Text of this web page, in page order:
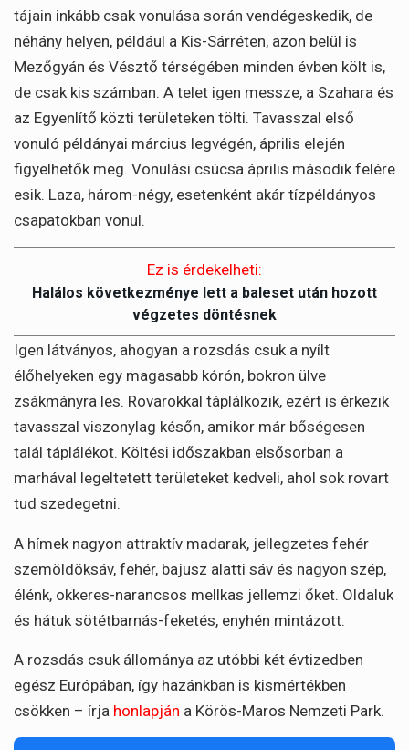
tájain inkább csak vonulása során vendégeskedik, de
néhány helyen, például a Kis-Sárréten, azon belül is
Mezőgyán és Vésztő térségében minden évben költ is,
de csak kis számban. A telet igen messze, a Szahara és
az Egyenlítő közti területeken tölti. Tavasszal első
vonuló példányai március legvégén, április elején
figyelhetők meg. Vonulási csúcsa április második felére
esik. Laza, három-négy, esetenként akár tízpéldányos
csapatokban vonul.
Ez is érdekelheti:
Halálos következménye lett a baleset után hozott
végzetes döntésnek
Igen látványos, ahogyan a rozsdás csuk a nyílt
élőhelyeken egy magasabb kórón, bokron ülve
zsákmányra les. Rovarokkal táplálkozik, ezért is érkezik
tavasszal viszonylag későn, amikor már bőségesen
talál táplálékot. Költési időszakban elsősorban a
marhával legeltetett területeket kedveli, ahol sok rovart
tud szedegetni.
A hímek nagyon attraktív madarak, jellegzetes fehér
szemöldöksáv, fehér, bajusz alatti sáv és nagyon szép,
élénk, okkeres-narancsos mellkas jellemzi őket. Oldaluk
és hátuk sötétbarnás-feketés, enyhén mintázott.
A rozsdás csuk állománya az utóbbi két évtizedben
egész Európában, így hazánkban is kismértékben
csökken – írja honlapján a Körös-Maros Nemzeti Park.